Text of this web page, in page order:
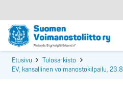
Etusivu
Tulosarkisto
EV, kansallinen voimanostokilpailu,